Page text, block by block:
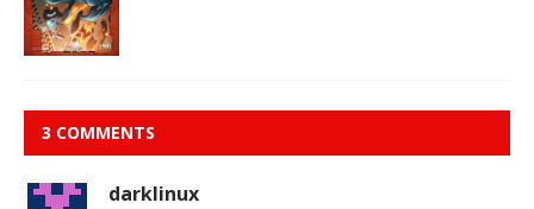
3 COMMENTS
darklinux